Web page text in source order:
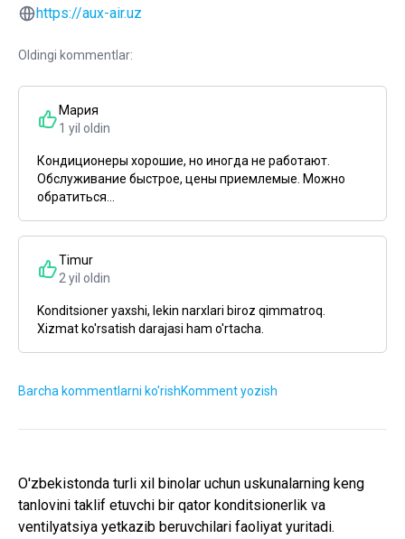
https://aux-air.uz
Oldingi kommentlar:
Мария
1 yil oldin
Кондиционеры хорошие, но иногда не работают.
Обслуживание быстрое, цены приемлемые. Можно
обратиться...
Timur
2 yil oldin
Konditsioner yaxshi, lekin narxlari biroz qimmatroq.
Xizmat ko'rsatish darajasi ham o'rtacha.
Barcha kommentlarni ko'rishKomment yozish
O'zbekistonda turli xil binolar uchun uskunalarning keng
tanlovini taklif etuvchi bir qator konditsionerlik va
ventilyatsiya yetkazib beruvchilari faoliyat yuritadi.